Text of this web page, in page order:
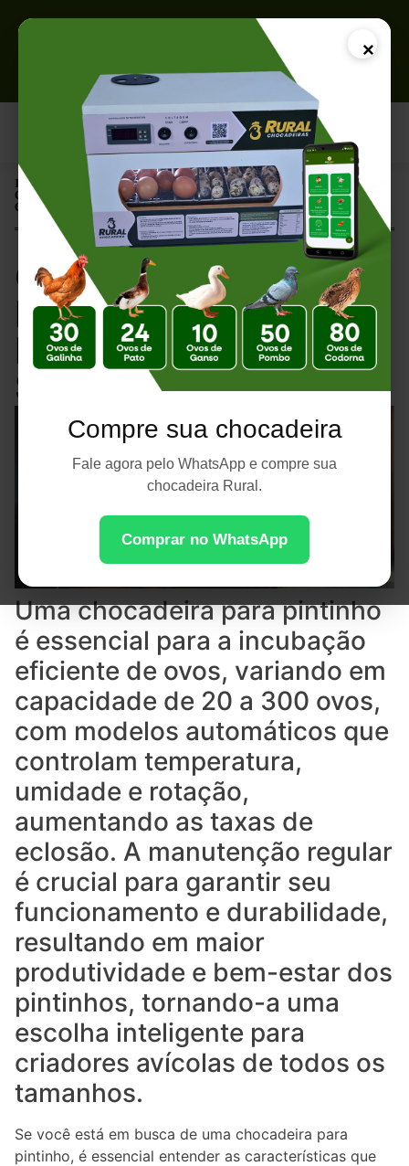
×
Compre sua chocadeira
Fale agora pelo WhatsApp e compre sua
chocadeira Rural.
Comprar no WhatsApp
Página Inicial |
Chocadeira para Pintinho: Escolha a Melhor Opção para Sua
Criação
Chocadeira para
Pintinho: Escolha a
Melhor Opção para
Sua Criação
Uma chocadeira para pintinho
é essencial para a incubação
eficiente de ovos, variando em
capacidade de 20 a 300 ovos,
com modelos automáticos que
controlam temperatura,
umidade e rotação,
aumentando as taxas de
eclosão. A manutenção regular
é crucial para garantir seu
funcionamento e durabilidade,
resultando em maior
produtividade e bem-estar dos
pintinhos, tornando-a uma
escolha inteligente para
criadores avícolas de todos os
tamanhos.
Se você está em busca de uma chocadeira para
pintinho, é essencial entender as características que